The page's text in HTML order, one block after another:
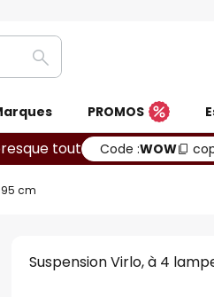
Rechercher
PROMOS
tout Code :WOW
95 cm
Suspension Virlo, à 4